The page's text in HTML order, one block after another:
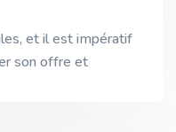
et il est impératif
son offre et